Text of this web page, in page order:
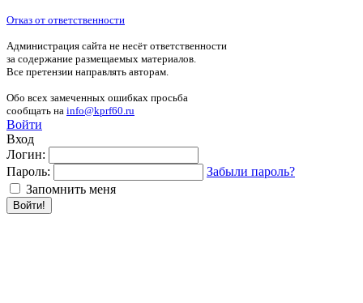
Отказ от ответственности
Администрация сайта не несёт ответственности
за содержание размещаемых материалов.
Все претензии направлять авторам.
Обо всех замеченных ошибках просьба
сообщать на info@kprf60.ru
Войти
Вход
Логин:
Пароль:
Забыли пароль?
Запомнить меня